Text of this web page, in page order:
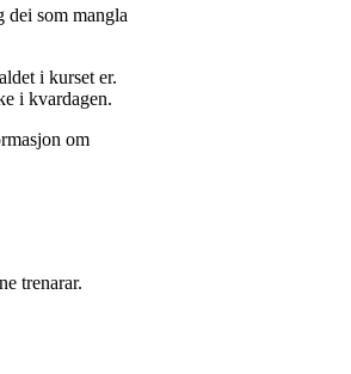
dei som mangla
i kurset er.
i kvardagen.
om
trenarar.